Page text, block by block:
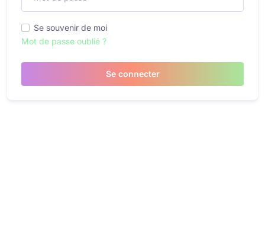
Se souvenir de moi
Mot de passe oublié ?
Se connecter